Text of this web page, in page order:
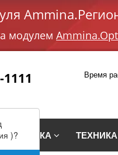
модулем
Время
ТЕХНИКА
)?